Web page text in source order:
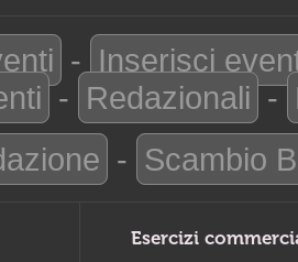
- Inserisci
- Redazionali -
- Scambio
Esercizi